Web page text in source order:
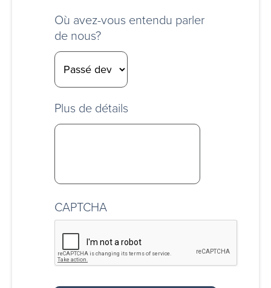
Où avez-vous entendu parler
de nous?
Plus de détails
CAPTCHA